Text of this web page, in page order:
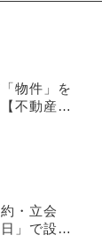
物件」を
不動産売
・立会
」で設定